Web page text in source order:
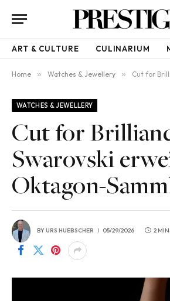
ART & CULTURE CULINARIUM
Home » Watches & Jewellery » Cut for Brilliance:
WATCHES & JEWELLERY
Cut for
Swarovski
Oktagon-
BYURS HUEBSCHER 05/29/2026 2